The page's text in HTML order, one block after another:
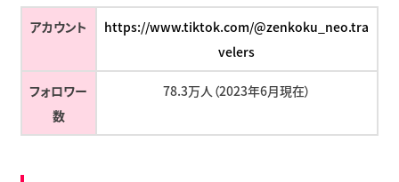
アカウント
https://www.tiktok.com/@zenkoku_neo.tra
velers
フォロワー
数
78.3万人（2023年6月現在）